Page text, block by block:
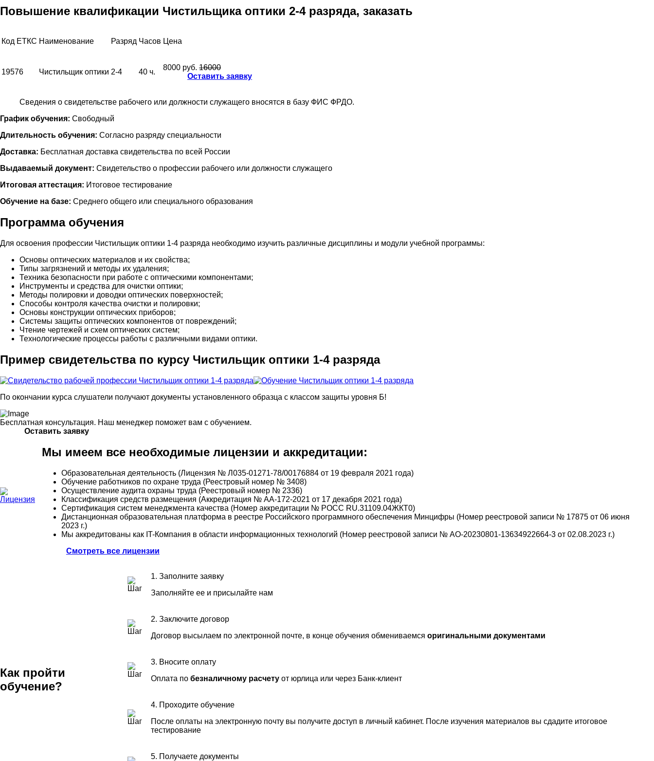
Повышение квалификации Чистильщика оптики 2-4 разряда, заказать
Код ЕТКС Наименование Разряд Часов Цена
19576 Чистильщик оптики 2-4 40 ч.
8000 руб. 16000
Оставить заявку
Сведения о свидетельстве рабочего или должности служащего вносятся в базу ФИС ФРДО.
График обучения: Свободный
Длительность обучения: Согласно разряду специальности
Доставка: Бесплатная доставка свидетельства по всей России
Выдаваемый документ: Свидетельство о профессии рабочего или должности служащего
Итоговая аттестация: Итоговое тестирование
Обучение на базе: Среднего общего или специального образования
Программа обучения
Для освоения профессии Чистильщик оптики 1-4 разряда необходимо изучить различные дисциплины и модули учебной программы:
Основы оптических материалов и их свойства;
Типы загрязнений и методы их удаления;
Техника безопасности при работе с оптическими компонентами;
Инструменты и средства для очистки оптики;
Методы полировки и доводки оптических поверхностей;
Способы контроля качества очистки и полировки;
Основы конструкции оптических приборов;
Системы защиты оптических компонентов от повреждений;
Чтение чертежей и схем оптических систем;
Технологические процессы работы с различными видами оптики.
Пример свидетельства по курсу Чистильщик оптики 1-4 разряда
По окончании курса слушатели получают документы установленного образца с классом защиты уровня Б!
Бесплатная консультация. Наш менеджер поможет вам с обучением.
Оставить заявку
Мы имеем все необходимые лицензии и аккредитации:
Образовательная деятельность (Лицензия № Л035-01271-78/00176884 от 19 февраля 2021 года)
Обучение работников по охране труда (Реестровый номер № 3408)
Осуществление аудита охраны труда (Реестровый номер № 2336)
Классификация средств размещения (Аккредитация № АА-172-2021 от 17 декабря 2021 года)
Сертификация систем менеджмента качества (Номер аккредитации № РОСС RU.31109.04ЖКТ0)
Дистанционная образовательная платформа в реестре Российского программного обеспечения Минцифры (Номер реестровой записи № 17875 от 06 июня
2023 г.)
Мы аккредитованы как IT-Компания в области информационных технологий (Номер реестровой записи № АО-20230801-13634922664-3 от 02.08.2023 г.)
Смотреть все лицензии
Как пройти
обучение?
1. Заполните заявку
Заполняйте ее и присылайте нам
2. Заключите договор
Договор высылаем по электронной почте, в конце обучения обмениваемсяоригинальными документами
3. Вносите оплату
Оплата побезналичному расчету от юрлица или через Банк-клиент
4. Проходите обучение
После оплаты на электронную почту вы получите доступ в личный кабинет. После изучения материалов вы сдадите итоговое
тестирование
5. Получаете документы